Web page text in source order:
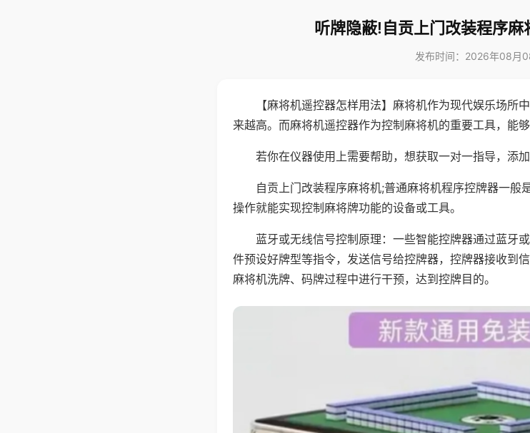
听牌隐蔽!自贡上门改装程序
发布时间：2026年08月
【麻将机遥控器怎样用法】麻将机作为现代娱乐场所
来越高。而麻将机遥控器作为控制麻将机的重要工具，能
若你在仪器使用上需要帮助，想获取一对一指导，添
自贡上门改装程序麻将机;普通麻将机程序控牌器一般
操作就能实现控制麻将牌功能的设备或工具。
蓝牙或无线信号控制原理：一些智能控牌器通过蓝牙
件预设好牌型等指令，发送信号给控牌器，控牌器接收到
麻将机洗牌、码牌过程中进行干预，达到控牌目的。